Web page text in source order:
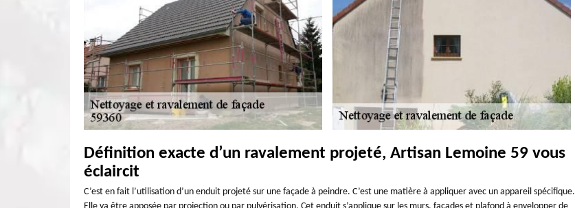
Définition exacte d’un ravalement projeté, Artisan Lemoine 59 vous
éclaircit
C’est en fait l’utilisation d’un enduit projeté sur une façade à peindre. C’est une matière à appliquer avec un appareil spécifique.